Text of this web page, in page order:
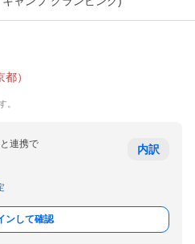
都）
。
連携で 内訳
ンして確認